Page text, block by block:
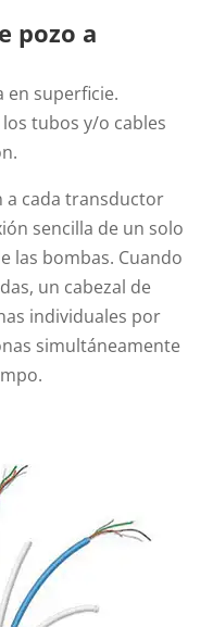
pozo a
en superficie.
tubos y/o cables
a cada transductor
sencilla de un solo
las bombas. Cuando
un cabezal de
individuales por
simultáneamente